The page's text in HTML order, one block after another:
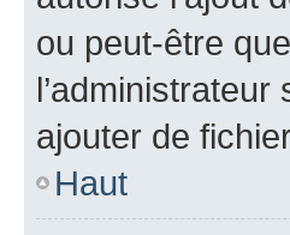
ou peut-être
ajouter de
Haut